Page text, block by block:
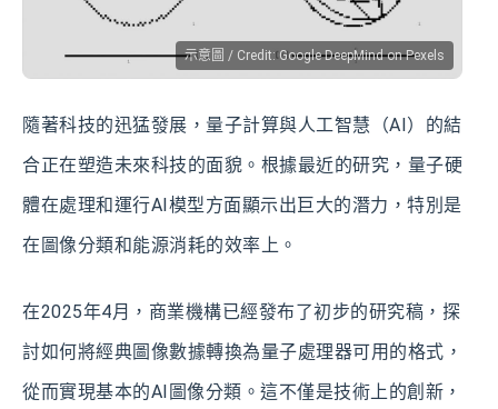
示意圖 / Credit: Google DeepMind on Pexels
隨著科技的迅猛發展，量子計算與人工智慧（AI）的結
合正在塑造未來科技的面貌。根據最近的研究，量子硬
體在處理和運行AI模型方面顯示出巨大的潛力，特別是
在圖像分類和能源消耗的效率上。
在2025年4月，商業機構已經發布了初步的研究稿，探
討如何將經典圖像數據轉換為量子處理器可用的格式，
從而實現基本的AI圖像分類。這不僅是技術上的創新，